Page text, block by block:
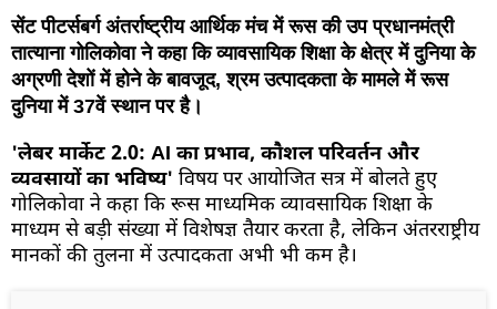
सेंट पीटर्सबर्ग अंतर्राष्ट्रीय आर्थिक मंच में रूस की उप प्रधानमंत्री
तात्याना गोलिकोवा ने कहा कि व्यावसायिक शिक्षा के क्षेत्र में दुनिया के
अग्रणी देशों में होने के बावजूद, श्रम उत्पादकता के मामले में रूस
दुनिया में 37वें स्थान पर है।
'लेबर मार्केट 2.0: AI का प्रभाव, कौशल परिवर्तन और
व्यवसायों का भविष्य' विषय पर आयोजित सत्र में बोलते हुए
गोलिकोवा ने कहा कि रूस माध्यमिक व्यावसायिक शिक्षा के
माध्यम से बड़ी संख्या में विशेषज्ञ तैयार करता है, लेकिन अंतरराष्ट्रीय
मानकों की तुलना में उत्पादकता अभी भी कम है।